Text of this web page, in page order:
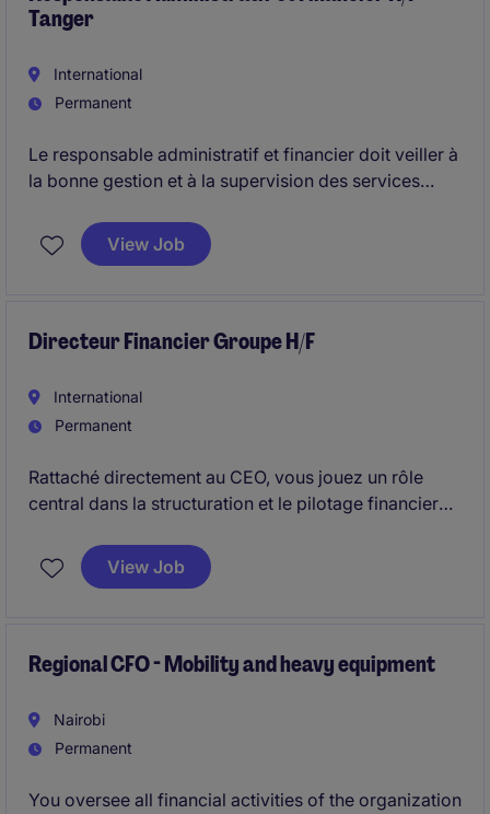
Tanger
International
Permanent
Le responsable administratif et financier doit veiller à
la bonne gestion et à la supervision des services
View Job
Directeur Financier Groupe H/F
International
Permanent
Rattaché directement au CEO, vous jouez un rôle
central dans la structuration et le pilotage financier
View Job
Regional CFO - Mobility and heavy equipment
Nairobi
Permanent
You oversee all financial activities of the organization